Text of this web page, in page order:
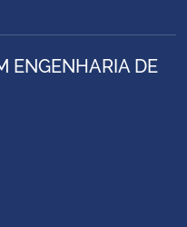
ENGENHARIA DE